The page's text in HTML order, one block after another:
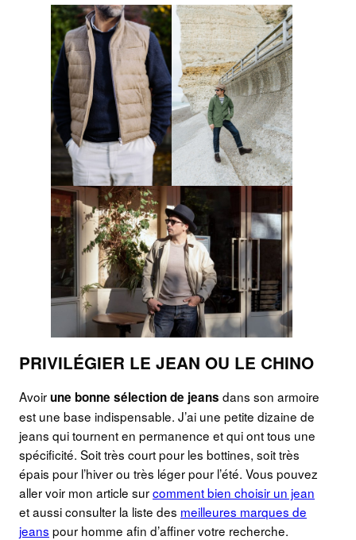
PRIVILÉGIER LE JEAN OU LE CHINO
Avoirune bonne sélection de jeans dans son armoire
est une base indispensable. J’ai une petite dizaine de
jeans qui tournent en permanence et qui ont tous une
spécificité. Soit très court pour les bottines, soit très
épais pour l’hiver ou très léger pour l’été. Vous pouvez
aller voir mon article surcomment bien choisir un jean
et aussi consulter la liste des meilleures marques de
jeans pour homme afin d’affiner votre recherche.